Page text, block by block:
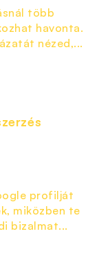
több
havonta.
nézed,...
profilját
miközben te
bizalmat...